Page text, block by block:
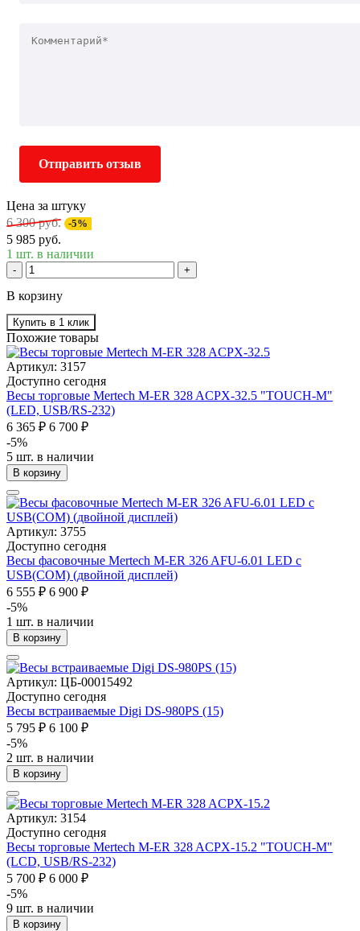
Отправить отзыв
Цена за штуку
6 300 руб. -5%
5 985 руб.
1 шт. в наличии
- +
В корзину
Купить в 1 клик
Похожие товары
Артикул: 3157
Доступно сегодня
Весы торговые Mertech M-ER 328 ACPX-32.5 "TOUCH-M"
(LED, USB/RS-232)
6 365 ₽ 6 700 ₽
-5%
5 шт. в наличии
В корзину
Артикул: 3755
Доступно сегодня
Весы фасовочные Mertech M-ER 326 AFU-6.01 LED с
USB(COM) (двойной дисплей)
6 555 ₽ 6 900 ₽
-5%
1 шт. в наличии
В корзину
Артикул: ЦБ-00015492
Доступно сегодня
Весы встраиваемые Digi DS-980PS (15)
5 795 ₽ 6 100 ₽
-5%
2 шт. в наличии
В корзину
Артикул: 3154
Доступно сегодня
Весы торговые Mertech M-ER 328 ACPX-15.2 "TOUCH-M"
(LCD, USB/RS-232)
5 700 ₽ 6 000 ₽
-5%
9 шт. в наличии
В корзину